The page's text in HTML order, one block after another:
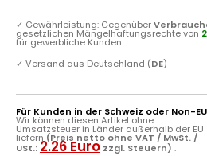
✓ Gewährleistung: Gegenüber
gesetzlichen Mängelhaftungsrechte von
für gewerbliche Kunden.
✓ Versand aus Deutschland (DE)
Für Kunden in der Schweiz oder Non-
Wir können diesen Artikel ohne
Umsatzsteuer in Länder außerhalb der EU
liefern (Preis netto ohne VAT / MwSt. /
USt.: 2.26 Euro zzgl. Steuern) .